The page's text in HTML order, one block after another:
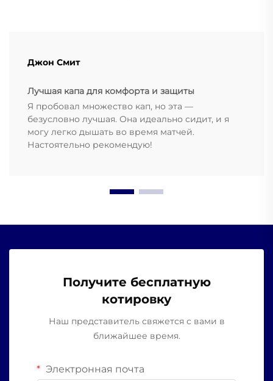
Джон Смит
Лучшая капа для комфорта и защиты
Я пробовал множество кап, но эта —
безусловно лучшая. Она идеально сидит, и я
могу легко дышать во время матчей.
Настоятельно рекомендую!
Получите бесплатную
котировку
Наш представитель свяжется с вами в
ближайшее время.
Электронная почта